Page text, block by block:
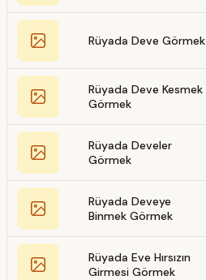
Rüyada Deve Görmek
Rüyada Deve Kesmek
Görmek
Rüyada Develer
Görmek
Rüyada Deveye
Binmek Görmek
Rüyada Eve Hırsızın
Girmesi Görmek